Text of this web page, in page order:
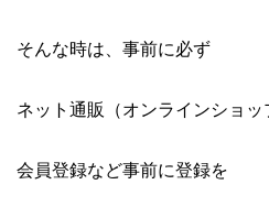
そんな時は、事前に必ず
ネット通販（オンラインショ
会員登録など事前に登録を